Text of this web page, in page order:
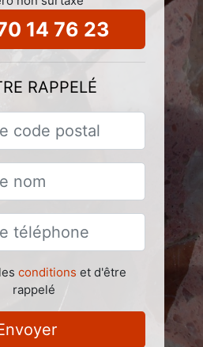
14 76 23
RAPPELÉ
conditions et d'être
rappelé